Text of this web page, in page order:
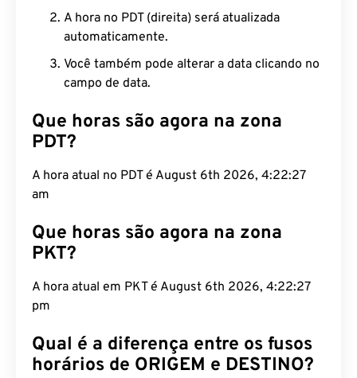
A hora no PDT (direita) será atualizada
automaticamente.
Você também pode alterar a data clicando no
campo de data.
Que horas são agora na zona
PDT?
A hora atual no PDT é August 6th 2026, 4:22:28
am
Que horas são agora na zona
PKT?
A hora atual em PKT é August 6th 2026, 4:22:28
pm
Qual é a diferença entre os fusos
horários de ORIGEM e DESTINO?